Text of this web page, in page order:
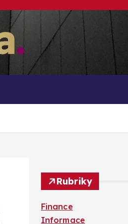
Rubriky
Finance
Informace